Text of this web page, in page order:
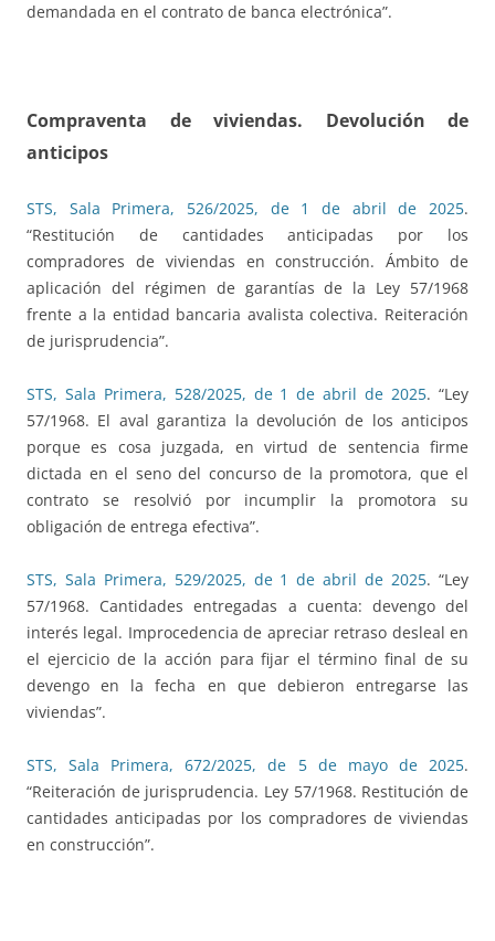
demandada en el contrato de banca electrónica”.
Compraventa de viviendas. Devolución de
anticipos
STS, Sala Primera, 526/2025, de 1 de abril de 2025.
“Restitución de cantidades anticipadas por los
compradores de viviendas en construcción. Ámbito de
aplicación del régimen de garantías de la Ley 57/1968
frente a la entidad bancaria avalista colectiva. Reiteración
de jurisprudencia”.
STS, Sala Primera, 528/2025, de 1 de abril de 2025. “Ley
57/1968. El aval garantiza la devolución de los anticipos
porque es cosa juzgada, en virtud de sentencia firme
dictada en el seno del concurso de la promotora, que el
contrato se resolvió por incumplir la promotora su
obligación de entrega efectiva”.
STS, Sala Primera, 529/2025, de 1 de abril de 2025. “Ley
57/1968. Cantidades entregadas a cuenta: devengo del
interés legal. Improcedencia de apreciar retraso desleal en
el ejercicio de la acción para fijar el término final de su
devengo en la fecha en que debieron entregarse las
viviendas”.
STS, Sala Primera, 672/2025, de 5 de mayo de 2025.
“Reiteración de jurisprudencia. Ley 57/1968. Restitución de
cantidades anticipadas por los compradores de viviendas
en construcción”.